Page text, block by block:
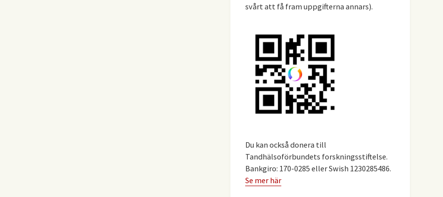
svårt att få fram uppgifterna annars).
Du kan också donera till
Tandhälsoförbundets forskningsstiftelse.
Bankgiro: 170-0285 eller Swish 1230285486.
Se mer här